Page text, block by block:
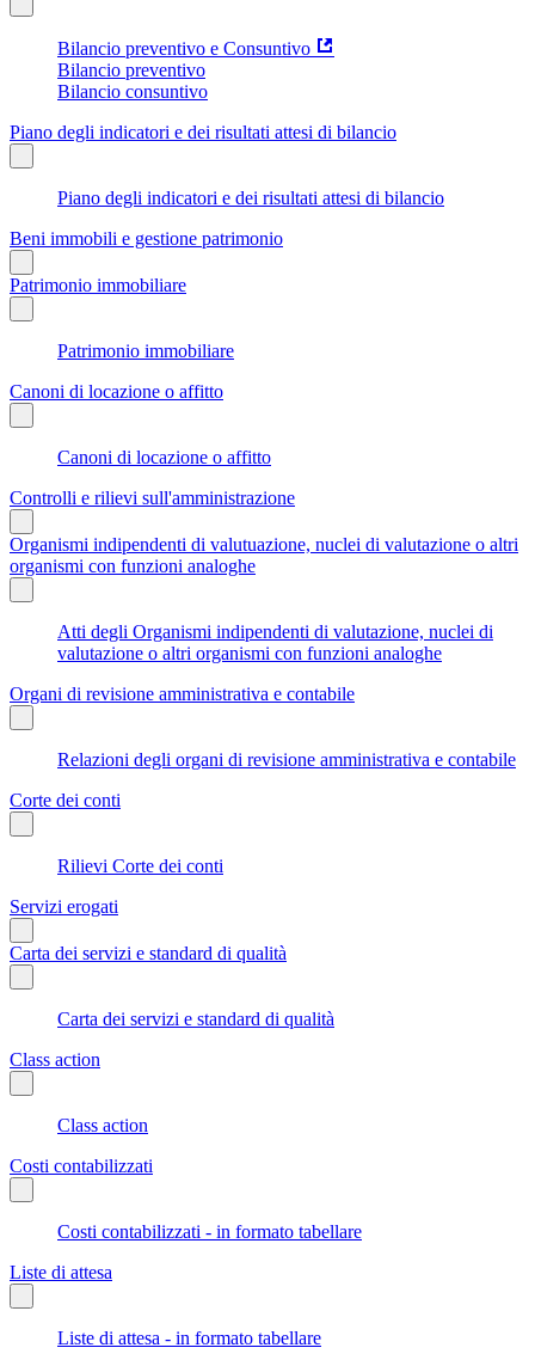
Bilancio preventivo e Consuntivo
Bilancio preventivo
Bilancio consuntivo
Piano degli indicatori e dei risultati attesi di bilancio
Piano degli indicatori e dei risultati attesi di bilancio
Beni immobili e gestione patrimonio
Patrimonio immobiliare
Patrimonio immobiliare
Canoni di locazione o affitto
Canoni di locazione o affitto
Controlli e rilievi sull'amministrazione
Organismi indipendenti di valutuazione, nuclei di valutazione o altri
organismi con funzioni analoghe
Atti degli Organismi indipendenti di valutazione, nuclei di
valutazione o altri organismi con funzioni analoghe
Organi di revisione amministrativa e contabile
Relazioni degli organi di revisione amministrativa e contabile
Corte dei conti
Rilievi Corte dei conti
Servizi erogati
Carta dei servizi e standard di qualità
Carta dei servizi e standard di qualità
Class action
Class action
Costi contabilizzati
Costi contabilizzati - in formato tabellare
Liste di attesa
Liste di attesa - in formato tabellare